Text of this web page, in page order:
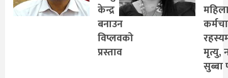
केन्द्र
बनाउन
विप्लवको
प्रस्ताव
मृत्यु,
सुब्बा